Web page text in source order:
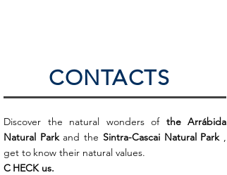
CONTACTS
Discover the natural wonders of the Arrábida
Natural Parkand the Sintra-Cascai Natural Park,
get to know their natural values.
C HECK us.